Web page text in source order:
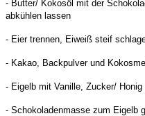
- Butter/ Kokosöl mit der
abkühlen lassen
- Eier trennen, Eiweiß steif
- Kakao, Backpulver und
- Eigelb mit Vanille, Zucker/ Honig
- Schokoladenmasse zum Eigelb